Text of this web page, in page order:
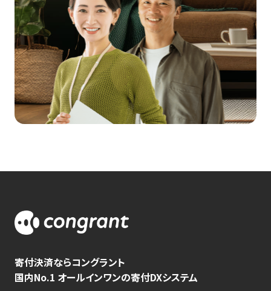
寄付決済ならコングラント
国内No.1 オールインワンの寄付DXシステム